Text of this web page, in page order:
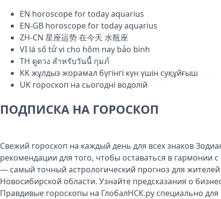
EN horoscope for today aquarius
EN-GB horoscope for today aquarius
ZH-CN 星座运势 在今天 水瓶座
VI lá số tử vi cho hôm nay bảo bình
TH ดูดวง สำหรับวันนี้ กุมภ์
KKжұлдыз жорамал бүгінгі күн үшін суқұйғыш
UK гороскоп на сьогодні водолій
ПОДПИСКА НА ГОРОСКОП
Свежий гороскоп на каждый день для всех знаков
рекомендации для того, чтобы оставаться в гармонии
— самый точный астрологический прогноз для
Новосибирской области. Узнайте предсказания о
Правдивые гороскопы на ГлобалНСК.ру специально для